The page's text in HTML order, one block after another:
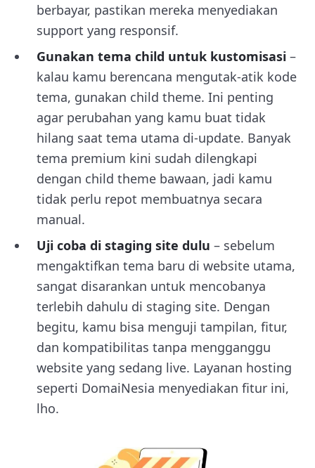
berbayar, pastikan mereka menyediakan
support yang responsif.
Gunakan tema child untuk kustomisasi –
kalau kamu berencana mengutak-atik kode
tema, gunakan child theme. Ini penting
agar perubahan yang kamu buat tidak
hilang saat tema utama di-update. Banyak
tema premium kini sudah dilengkapi
dengan child theme bawaan, jadi kamu
tidak perlu repot membuatnya secara
manual.
Uji coba di staging site dulu – sebelum
mengaktifkan tema baru di website utama,
sangat disarankan untuk mencobanya
terlebih dahulu di staging site. Dengan
begitu, kamu bisa menguji tampilan, fitur,
dan kompatibilitas tanpa mengganggu
website yang sedang live. Layanan hosting
seperti DomaiNesia menyediakan fitur ini,
lho.